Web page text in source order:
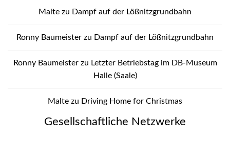
Malte zu Dampf auf der Lößnitzgrundbahn
Ronny Baumeister zu Dampf auf der Lößnitzgrundbahn
Ronny Baumeisterzu Letzter Betriebstag im DB-Museum
Halle (Saale)
Malte zu Driving Home for Christmas
Gesellschaftliche Netzwerke